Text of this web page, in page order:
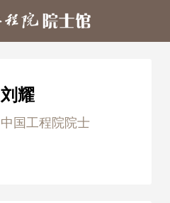
刘耀
中国工程院院士